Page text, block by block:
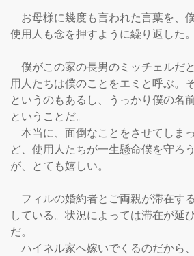
お母様に幾度も言われた言葉を、
使用人も念を押すように繰り返した。
僕がこの家の長男のミッチェルだ
用人たちは僕のことをエミと呼ぶ。
というのもあるし、うっかり僕の名
ということだ。
本当に、面倒なことをさせてしま
ど、使用人たちが一生懸命僕を守ろ
が、とても嬉しい。
フィルの婚約者とご両親が滞在す
している。状況によっては滞在が延
だ。
ハイネル家へ嫁いでくるのだから